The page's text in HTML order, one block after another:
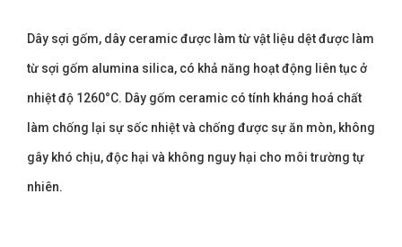
Dây sợi gốm, dây ceramic được làm từ vật liệu dệt được làm
từ sợi gốm alumina silica, có khả năng hoạt động liên tục ở
nhiệt độ 1260°C. Dây gốm ceramic có tính kháng hoá chất
làm chống lại sự sốc nhiệt và chống được sự ăn mòn, không
gây khó chịu, độc hại và không nguy hại cho môi trường tự
nhiên.